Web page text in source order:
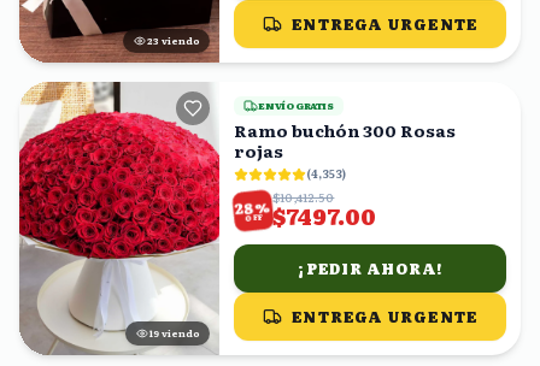
23 viendo
ENTREGA URGENTE
19 viendo
ENVÍO GRATIS
Ramo buchón 300 Rosas
rojas
(4,353)
28%
OFF
$10,412.50
$7497.00
¡PEDIR AHORA!
ENTREGA URGENTE